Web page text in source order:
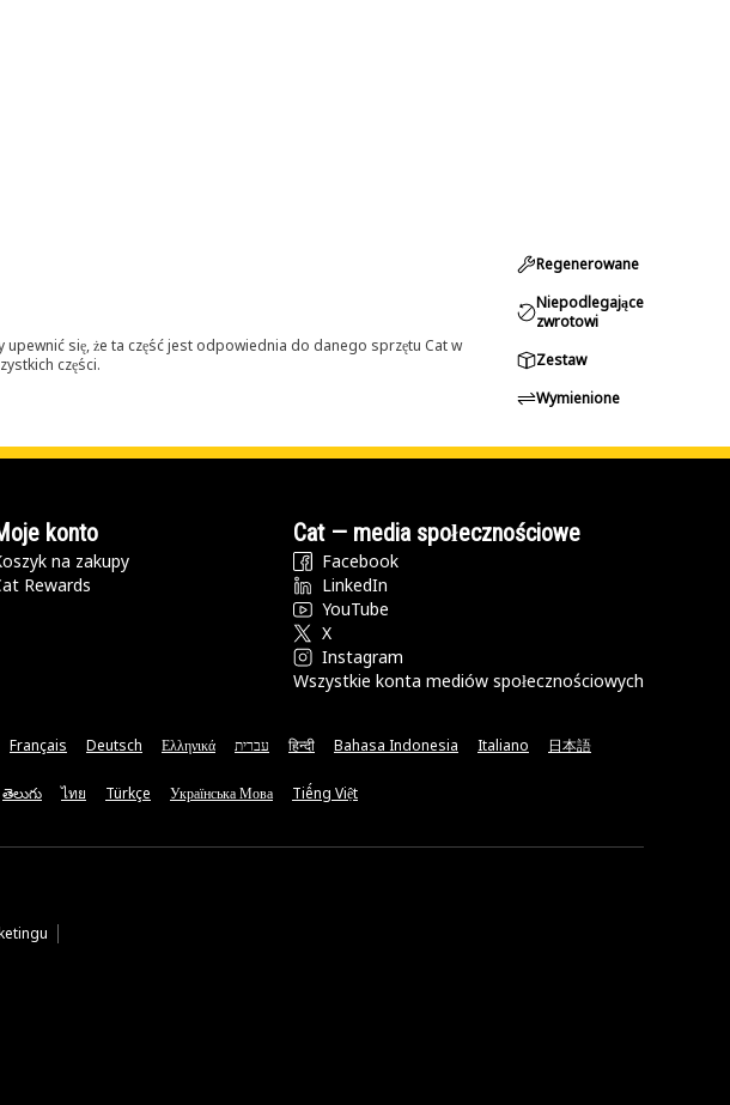
się, że ta część jest odpowiednia do danego sprzętu Cat w
części.
Regenerowane
Niepodlegające
zwrotowi
Zestaw
Wymienione
konto
na zakupy
Rewards
Cat — media społecznościowe
Facebook
LinkedIn
YouTube
X
Instagram
Wszystkie konta mediów społecznościowych
Français Deutsch Ελληνικά עברית हिन्दी Bahasa Indonesia Italiano 日本語
తెలుగు ไทย Türkçe Українська Мова Tiếng Việt